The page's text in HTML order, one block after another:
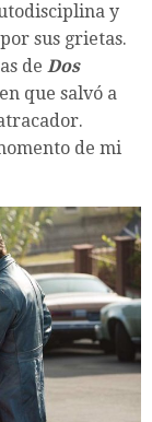
y
sus grietas.
de Dos
que salvó a
de mi